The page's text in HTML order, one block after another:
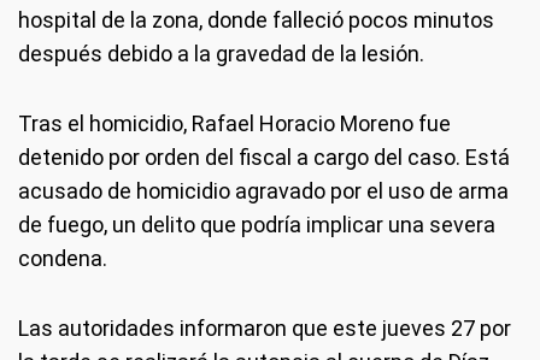
hospital de la zona, donde falleció pocos minutos
después debido a la gravedad de la lesión.
Tras el homicidio, Rafael Horacio Moreno fue
detenido por orden del fiscal a cargo del caso. Está
acusado de homicidio agravado por el uso de arma
de fuego, un delito que podría implicar una severa
condena.
Las autoridades informaron que este jueves 27 por